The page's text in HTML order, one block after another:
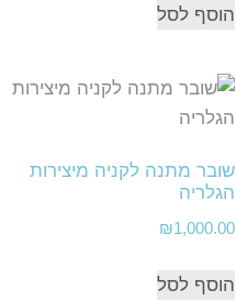
הוסף לסל
שובר מתנה לקניה מיצירות
הגלריה
₪1,000.00
הוסף לסל